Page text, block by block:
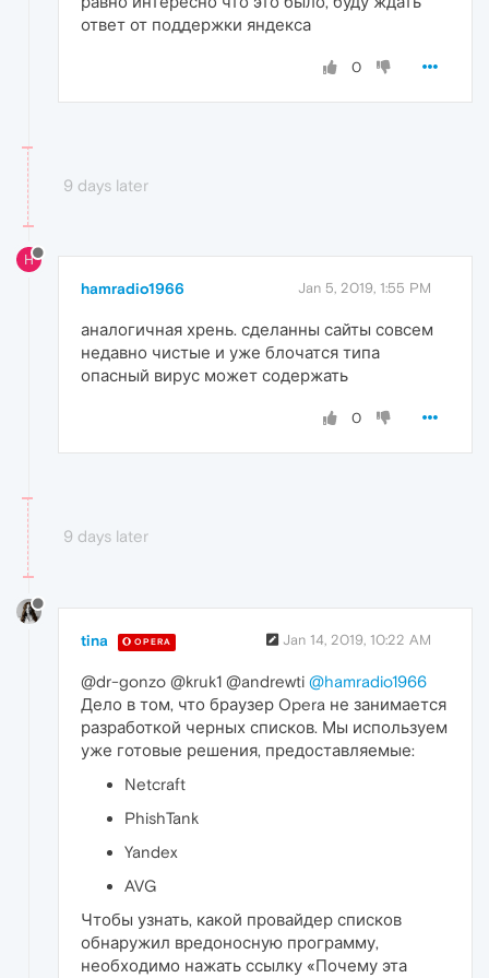
ответ от поддержки яндекса
0
9 days later
H
hamradio1966 Jan 5, 2019, 1:55 PM
аналогичная хрень. сделанны сайты совсем
недавно чистые и уже блочатся типа
опасный вирус может содержать
0
9 days later
tina OPERA Jan 14, 2019, 10:22 AM
@dr-gonzo @kruk1 @andrewti @hamradio1966
Дело в том, что браузер Opera не занимается
разработкой черных списков. Мы используем
уже готовые решения, предоставляемые:
Netcraft
PhishTank
Yandex
AVG
Чтобы узнать, какой провайдер списков
обнаружил вредоносную программу,
необходимо нажать ссылку «Почему эта